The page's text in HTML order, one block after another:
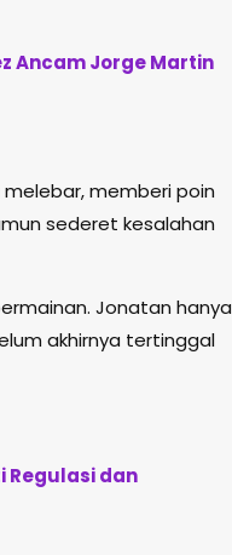
Ancam Jorge Martin
memberi poin
sederet kesalahan
Jonatan hanya
akhirnya tertinggal
Regulasi dan